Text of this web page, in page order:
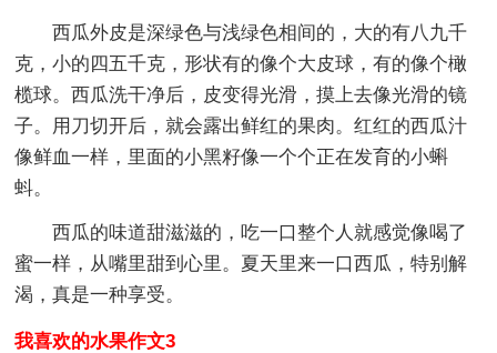
西瓜外皮是深绿色与浅绿色相间的，大的有八九千
克，小的四五千克，形状有的像个大皮球，有的像个橄
榄球。西瓜洗干净后，皮变得光滑，摸上去像光滑的镜
子。用刀切开后，就会露出鲜红的果肉。红红的西瓜汁
像鲜血一样，里面的小黑籽像一个个正在发育的小蝌
蚪。
西瓜的味道甜滋滋的，吃一口整个人就感觉像喝了
蜜一样，从嘴里甜到心里。夏天里来一口西瓜，特别解
渴，真是一种享受。
我喜欢的水果作文3